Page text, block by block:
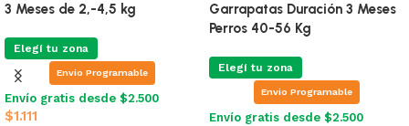
3 Meses de 2,-4,5 kg
Elegí tu zona
Envio Programable
Envío gratis desde $2.500
$1.111
Garrapatas Duración 3 Meses
Perros 40-56 Kg
Elegí tu zona
Envio Programable
Envío gratis desde $2.500